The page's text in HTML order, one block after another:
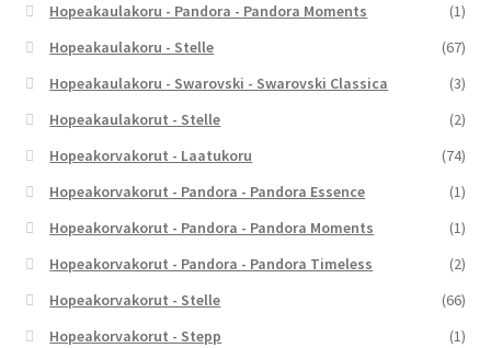
Hopeakaulakoru - Pandora - Pandora Moments
(1)
Hopeakaulakoru - Stelle
(67)
Hopeakaulakoru - Swarovski - Swarovski Classica
(3)
Hopeakaulakorut - Stelle
(2)
Hopeakorvakorut - Laatukoru
(74)
Hopeakorvakorut - Pandora - Pandora Essence
(1)
Hopeakorvakorut - Pandora - Pandora Moments
(1)
Hopeakorvakorut - Pandora - Pandora Timeless
(2)
Hopeakorvakorut - Stelle
(66)
Hopeakorvakorut - Stepp
(1)